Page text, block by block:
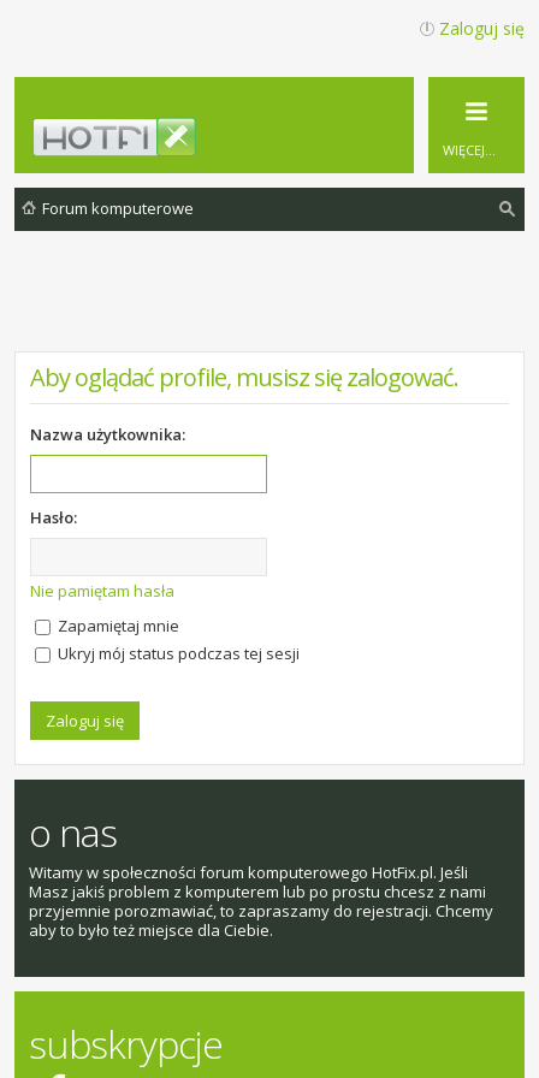
Zaloguj się
WIĘCEJ…
Forum komputerowe
Aby oglądać profile, musisz się zalogować.
Nazwa użytkownika:
Hasło:
Nie pamiętam hasła
Zapamiętaj mnie
Ukryj mój status podczas tej sesji
o nas
Witamy w społeczności forum komputerowego HotFix.pl. Jeśli
Masz jakiś problem z komputerem lub po prostu chcesz z nami
przyjemnie porozmawiać, to zapraszamy do rejestracji. Chcemy
aby to było też miejsce dla Ciebie.
subskrypcje